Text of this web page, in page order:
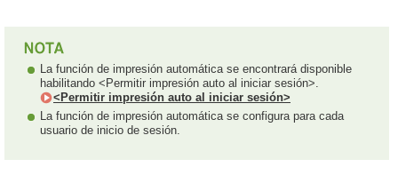
La función de impresión automática se encontrará disponible
habilitando <Permitir impresión auto al iniciar sesión>.
<Permitir impresión auto al iniciar sesión>
La función de impresión automática se configura para cada
usuario de inicio de sesión.